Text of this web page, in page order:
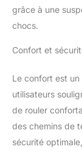
grâce à une
chocs.
Confort et
Le confort est
utilisateurs
de rouler
des chemins de
sécurité